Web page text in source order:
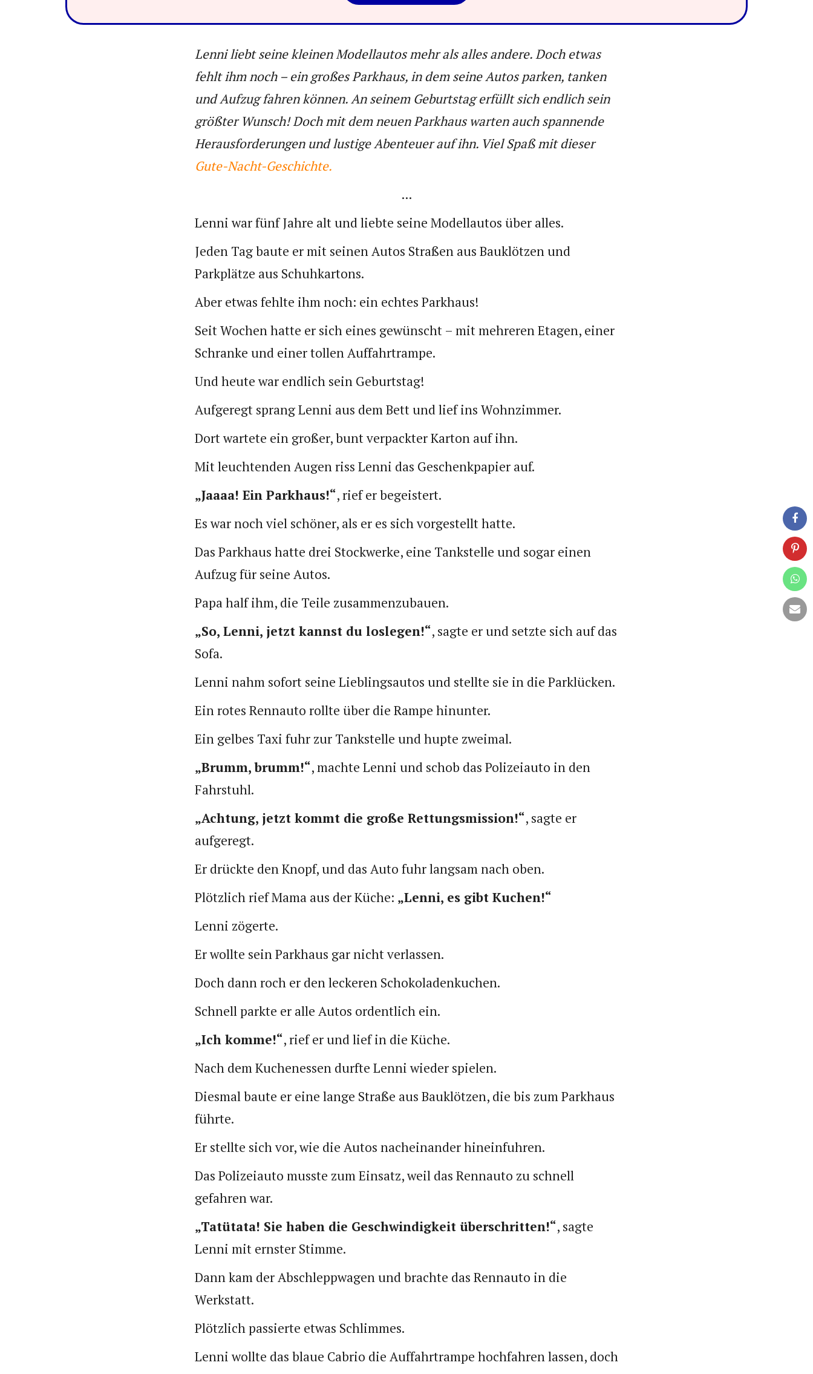
Lenni liebt seine kleinen Modellautos mehr als alles andere. Doch etwas
fehlt ihm noch – ein großes Parkhaus, in dem seine Autos parken, tanken
und Aufzug fahren können. An seinem Geburtstag erfüllt sich endlich sein
größter Wunsch! Doch mit dem neuen Parkhaus warten auch spannende
Herausforderungen und lustige Abenteuer auf ihn. Viel Spaß mit dieser
Gute-Nacht-Geschichte.
...
Lenni war fünf Jahre alt und liebte seine Modellautos über alles.
Jeden Tag baute er mit seinen Autos Straßen aus Bauklötzen und
Parkplätze aus Schuhkartons.
Aber etwas fehlte ihm noch: ein echtes Parkhaus!
Seit Wochen hatte er sich eines gewünscht – mit mehreren Etagen, einer
Schranke und einer tollen Auffahrtrampe.
Und heute war endlich sein Geburtstag!
Aufgeregt sprang Lenni aus dem Bett und lief ins Wohnzimmer.
Dort wartete ein großer, bunt verpackter Karton auf ihn.
Mit leuchtenden Augen riss Lenni das Geschenkpapier auf.
„Jaaaa! Ein Parkhaus!“, rief er begeistert.
Es war noch viel schöner, als er es sich vorgestellt hatte.
Das Parkhaus hatte drei Stockwerke, eine Tankstelle und sogar einen
Aufzug für seine Autos.
Papa half ihm, die Teile zusammenzubauen.
„So, Lenni, jetzt kannst du loslegen!“, sagte er und setzte sich auf das
Sofa.
Lenni nahm sofort seine Lieblingsautos und stellte sie in die Parklücken.
Ein rotes Rennauto rollte über die Rampe hinunter.
Ein gelbes Taxi fuhr zur Tankstelle und hupte zweimal.
„Brumm, brumm!“, machte Lenni und schob das Polizeiauto in den
Fahrstuhl.
„Achtung, jetzt kommt die große Rettungsmission!“, sagte er
aufgeregt.
Er drückte den Knopf, und das Auto fuhr langsam nach oben.
Plötzlich rief Mama aus der Küche: „Lenni, es gibt Kuchen!“
Lenni zögerte.
Er wollte sein Parkhaus gar nicht verlassen.
Doch dann roch er den leckeren Schokoladenkuchen.
Schnell parkte er alle Autos ordentlich ein.
„Ich komme!“, rief er und lief in die Küche.
Nach dem Kuchenessen durfte Lenni wieder spielen.
Diesmal baute er eine lange Straße aus Bauklötzen, die bis zum Parkhaus
führte.
Er stellte sich vor, wie die Autos nacheinander hineinfuhren.
Das Polizeiauto musste zum Einsatz, weil das Rennauto zu schnell
gefahren war.
„Tatütata! Sie haben die Geschwindigkeit überschritten!“, sagte
Lenni mit ernster Stimme.
Dann kam der Abschleppwagen und brachte das Rennauto in die
Werkstatt.
Plötzlich passierte etwas Schlimmes.
Lenni wollte das blaue Cabrio die Auffahrtrampe hochfahren lassen, doch